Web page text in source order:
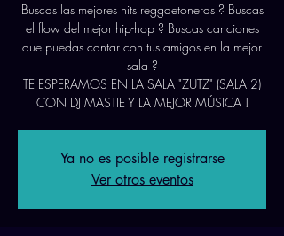
Buscas las mejores hits reggaetoneras ? Buscas
el flow del mejor hip-hop ? Buscas canciones
que puedas cantar con tus amigos en la mejor
sala ?
TE ESPERAMOS EN LA SALA "ZUTZ" (SALA 2)
Ya no es posible registrarse
Ver otros eventos